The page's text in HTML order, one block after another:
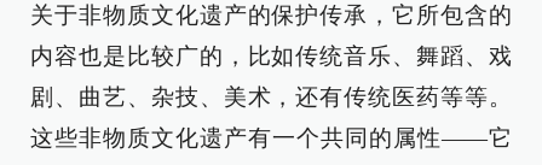
关于非物质文化遗产的保护传承，它所包含的
内容也是比较广的，比如传统音乐、舞蹈、戏
剧、曲艺、杂技、美术，还有传统医药等等。
这些非物质文化遗产有一个共同的属性——它